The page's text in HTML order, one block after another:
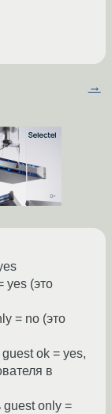
→
yes (это
= no (это
ok = yes,
в
guest only =